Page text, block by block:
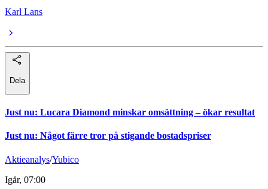
Karl Lans
Dela
Just nu: Lucara Diamond minskar omsättning – ökar resultat
Just nu: Något färre tror på stigande bostadspriser
Aktieanalys/Yubico
Igår, 07:00